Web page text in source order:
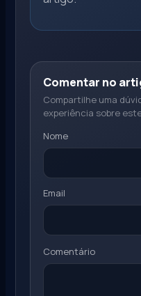
Comentar no
Compartilhe uma
experiência sobre
Nome
Email
Comentário